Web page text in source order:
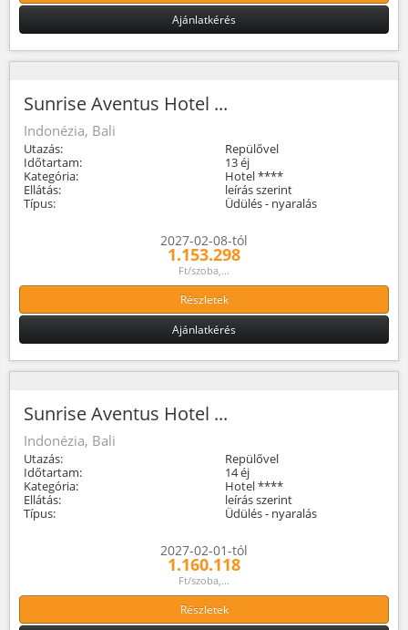
Ajánlatkérés
Sunrise Aventus Hotel ...
Indonézia, Bali
Utazás:
Repülővel
Időtartam:
13 éj
Kategória:
Hotel ****
Ellátás:
leírás szerint
Típus:
Üdülés - nyaralás
2027-02-08-tól
1.153.298
Ft/szoba,...
Részletek
Ajánlatkérés
Sunrise Aventus Hotel ...
Indonézia, Bali
Utazás:
Repülővel
Időtartam:
14 éj
Kategória:
Hotel ****
Ellátás:
leírás szerint
Típus:
Üdülés - nyaralás
2027-02-01-tól
1.160.118
Ft/szoba,...
Részletek